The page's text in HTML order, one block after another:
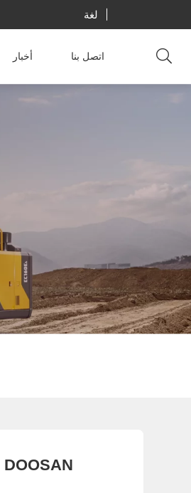
لغة
أخبار اتصل بنا